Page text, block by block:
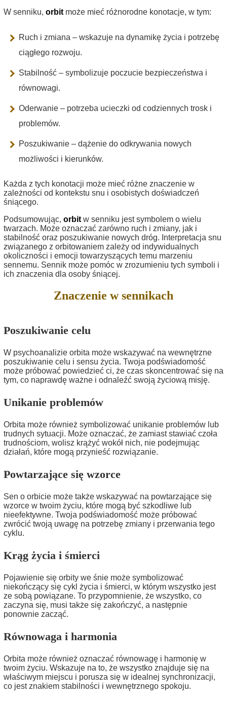
W senniku, orbit może mieć różnorodne konotacje, w tym:
Ruch i zmiana – wskazuje na dynamikę życia i potrzebę
ciągłego rozwoju.
Stabilność – symbolizuje poczucie bezpieczeństwa i
równowagi.
Oderwanie – potrzeba ucieczki od codziennych trosk i
problemów.
Poszukiwanie – dążenie do odkrywania nowych
możliwości i kierunków.
Każda z tych konotacji może mieć różne znaczenie w
zależności od kontekstu snu i osobistych doświadczeń
śniącego.
Podsumowując, orbit w senniku jest symbolem o wielu
twarzach. Może oznaczać zarówno ruch i zmiany, jak i
stabilność oraz poszukiwanie nowych dróg. Interpretacja snu
związanego z orbitowaniem zależy od indywidualnych
okoliczności i emocji towarzyszących temu marzeniu
sennemu. Sennik może pomóc w zrozumieniu tych symboli i
ich znaczenia dla osoby śniącej.
Znaczenie w sennikach
Poszukiwanie celu
W psychoanalizie orbita może wskazywać na wewnętrzne
poszukiwanie celu i sensu życia. Twoja podświadomość
może próbować powiedzieć ci, że czas skoncentrować się na
tym, co naprawdę ważne i odnaleźć swoją życiową misję.
Unikanie problemów
Orbita może również symbolizować unikanie problemów lub
trudnych sytuacji. Może oznaczać, że zamiast stawiać czoła
trudnościom, wolisz krążyć wokół nich, nie podejmując
działań, które mogą przynieść rozwiązanie.
Powtarzające się wzorce
Sen o orbicie może także wskazywać na powtarzające się
wzorce w twoim życiu, które mogą być szkodliwe lub
nieefektywne. Twoja podświadomość może próbować
zwrócić twoją uwagę na potrzebę zmiany i przerwania tego
cyklu.
Krąg życia i śmierci
Pojawienie się orbity we śnie może symbolizować
niekończący się cykl życia i śmierci, w którym wszystko jest
ze sobą powiązane. To przypomnienie, że wszystko, co
zaczyna się, musi także się zakończyć, a następnie
ponownie zacząć.
Równowaga i harmonia
Orbita może również oznaczać równowagę i harmonię w
twoim życiu. Wskazuje na to, że wszystko znajduje się na
właściwym miejscu i porusza się w idealnej synchronizacji,
co jest znakiem stabilności i wewnętrznego spokoju.